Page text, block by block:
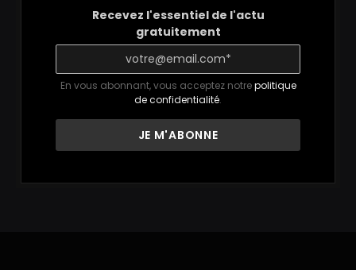
Recevez l'essentiel de l'actu
gratuitement
En vous abonnant, vous acceptez notrepolitique
de confidentialité.